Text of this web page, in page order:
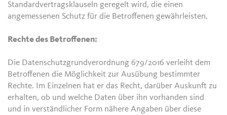
Standardvertragsklauseln geregelt wird, die einen
angemessenen Schutz für die Betroffenen gewährleisten.
Rechte des Betroffenen:
Die Datenschutzgrundverordnung 679/2016 verleiht dem
Betroffenen die Möglichkeit zur Ausübung bestimmter
Rechte. Im Einzelnen hat er das Recht, darüber Auskunft zu
erhalten, ob und welche Daten über ihn vorhanden sind
und in verständlicher Form nähere Angaben über diese